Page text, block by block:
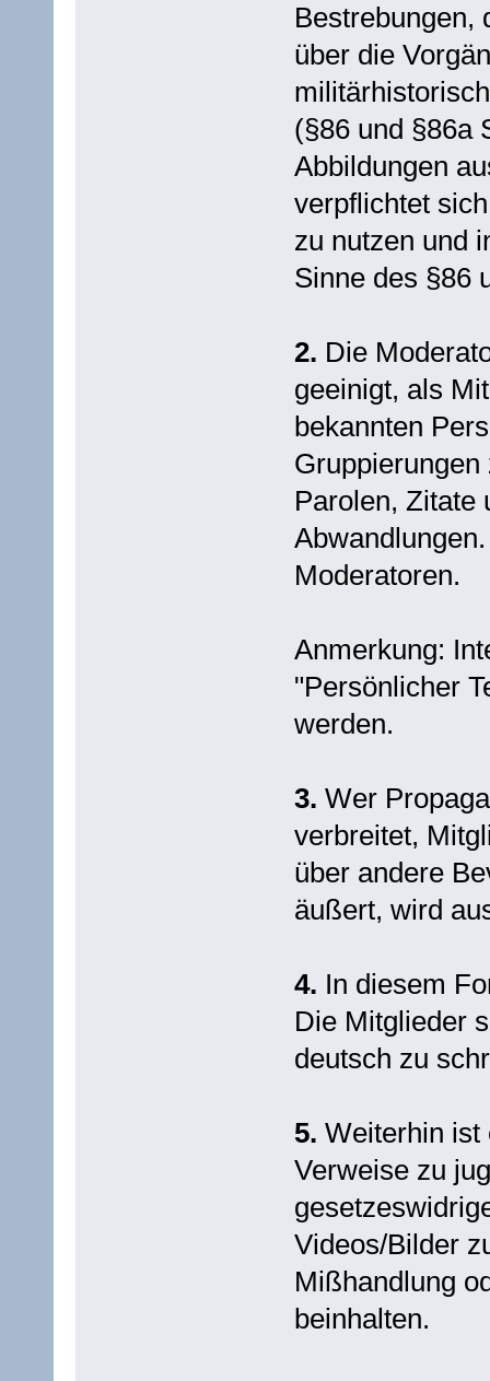
Bestrebungen,
über die
(§86 und §86a
Abbildungen
verpflichtet
zu nutzen und
Sinne des §86
2. Die
geeinigt, als
bekannten
Parolen, Zitate
Moderatoren.
Anmerkung:
"Persönlicher
werden.
3. Wer
verbreitet,
über andere
äußert, wird
4. In diesem
Die Mitglieder
deutsch zu
5. Weiterhin ist
Verweise zu
Videos/Bilder
Mißhandlung
beinhalten.